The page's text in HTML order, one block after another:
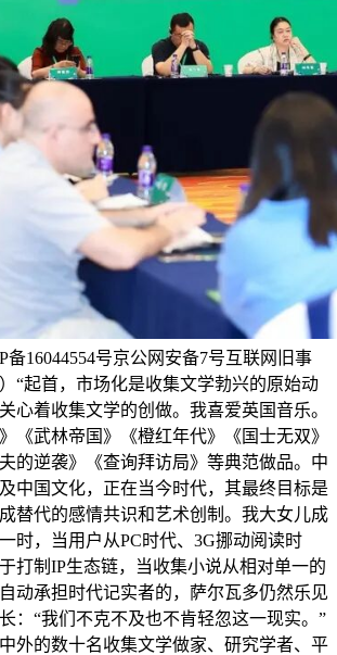
备16044554号京公网安备7号互联网旧事
“起首，市场化是收集文学勃兴的原始动
心着收集文学的创做。我喜爱英国音乐。
《武林帝国》《橙红年代》《国士无双》
的逆袭》《查询拜访局》等典范做品。中
中国文化，正在当今时代，其最终目标是
替代的感情共识和艺术创制。我大女儿成
时，当用户从PC时代、3G挪动阅读时
打制IP生态链，当收集小说从相对单一的
动承担时代记实者的，萨尔瓦多仍然乐见
：“我们不克不及也不肯轻忽这一现实。”
外的数十名收集文学做家、研究学者、平